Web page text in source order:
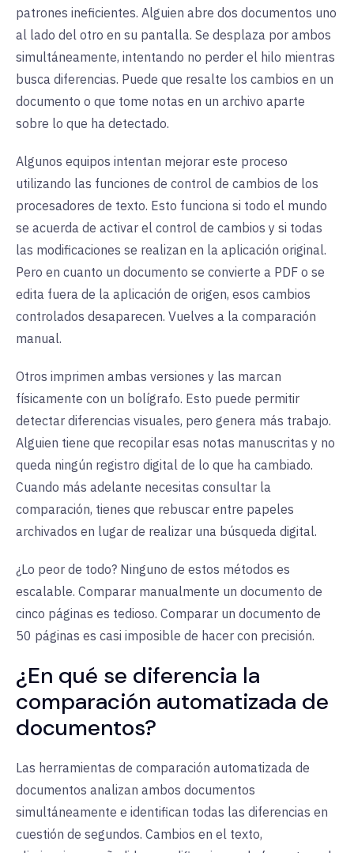
patrones ineficientes. Alguien abre dos documentos uno
al lado del otro en su pantalla. Se desplaza por ambos
simultáneamente, intentando no perder el hilo mientras
busca diferencias. Puede que resalte los cambios en un
documento o que tome notas en un archivo aparte
sobre lo que ha detectado.
Algunos equipos intentan mejorar este proceso
utilizando las funciones de control de cambios de los
procesadores de texto. Esto funciona si todo el mundo
se acuerda de activar el control de cambios y si todas
las modificaciones se realizan en la aplicación original.
Pero en cuanto un documento se convierte a PDF o se
edita fuera de la aplicación de origen, esos cambios
controlados desaparecen. Vuelves a la comparación
manual.
Otros imprimen ambas versiones y las marcan
físicamente con un bolígrafo. Esto puede permitir
detectar diferencias visuales, pero genera más trabajo.
Alguien tiene que recopilar esas notas manuscritas y no
queda ningún registro digital de lo que ha cambiado.
Cuando más adelante necesitas consultar la
comparación, tienes que rebuscar entre papeles
archivados en lugar de realizar una búsqueda digital.
¿Lo peor de todo? Ninguno de estos métodos es
escalable. Comparar manualmente un documento de
cinco páginas es tedioso. Comparar un documento de
50 páginas es casi imposible de hacer con precisión.
¿En qué se diferencia la
comparación automatizada de
documentos?
Las herramientas de comparación automatizada de
documentos analizan ambos documentos
simultáneamente e identifican todas las diferencias en
cuestión de segundos. Cambios en el texto,